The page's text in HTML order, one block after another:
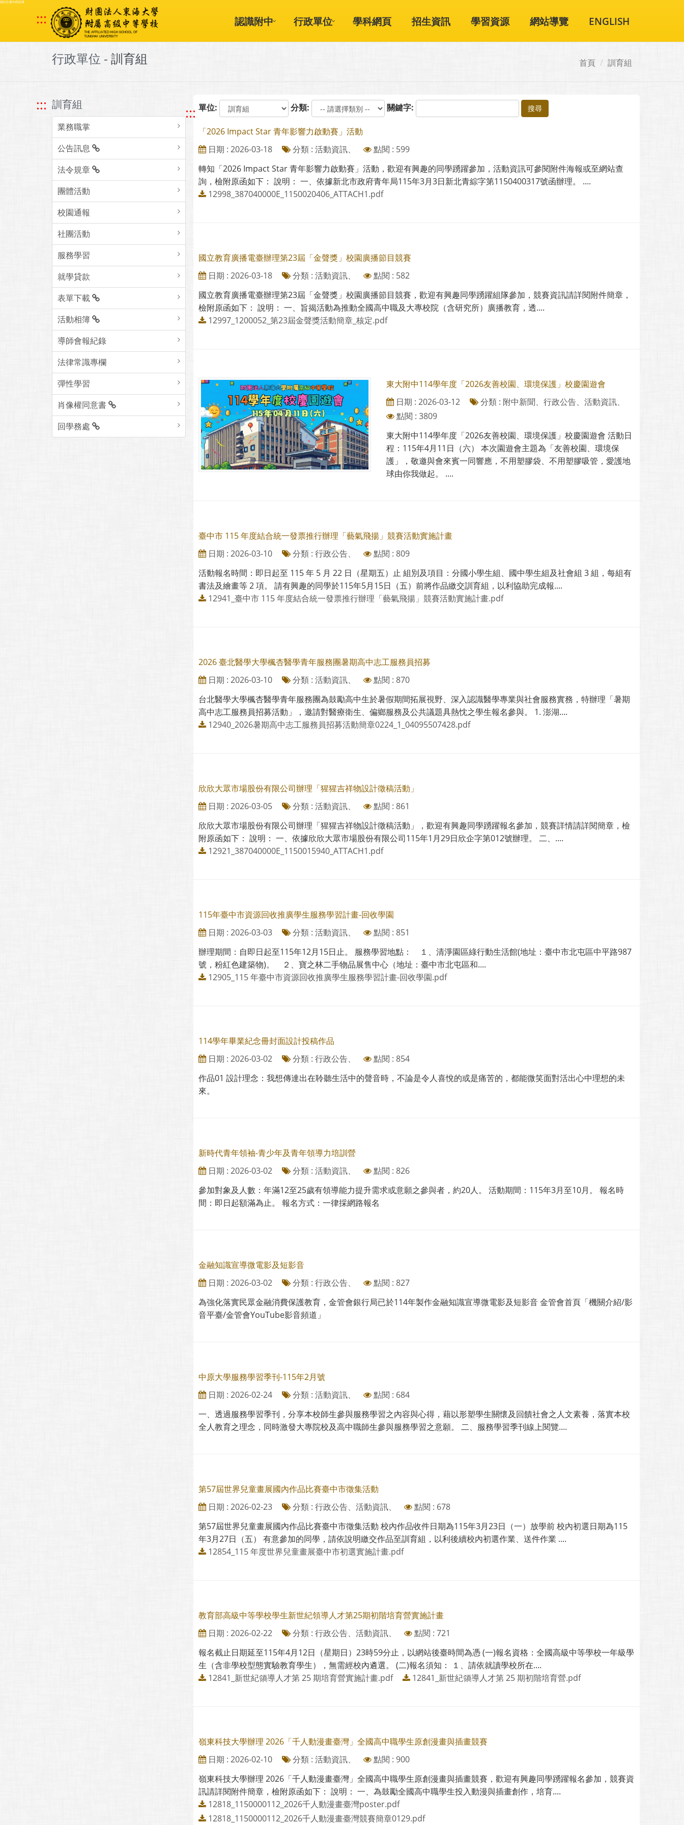
跳到主要內容區塊
::: 認識附中 行政單位 學科網頁 招生資訊 學習資源 網站導覽 ENGLISH
行政單位 - 訓育組 首頁 訓育組
::: 訓育組
業務職掌
公告訊息
法令規章
團體活動
校園通報
社團活動
服務學習
就學貸款
表單下載
活動相簿
導師會報紀錄
法律常識專欄
彈性學習
肖像權同意書
回學務處
::: 單位: 分類: 關鍵字: 搜尋
「2026 Impact Star 青年影響力啟動賽」活動
日期 : 2026-03-18
分類 : 活動資訊、
點閱 : 599
轉知「2026 Impact Star 青年影響力啟動賽」活動，歡迎有興趣的同學踴躍參加，活動資訊可參閱附件海報或至網站查
詢，檢附原函如下： 說明： 一、依據新北市政府青年局115年3月3日新北青綜字第1150400317號函辦理。 ....
12998_387040000E_1150020406_ATTACH1.pdf
國立教育廣播電臺辦理第23屆「金聲獎」校園廣播節目競賽
日期 : 2026-03-18
分類 : 活動資訊、
點閱 : 582
國立教育廣播電臺辦理第23屆「金聲獎」校園廣播節目競賽，歡迎有興趣同學踴躍組隊參加，競賽資訊請詳閱附件簡章，
檢附原函如下： 說明： 一、旨揭活動為推動全國高中職及大專校院（含研究所）廣播教育，透....
12997_1200052_第23屆金聲獎活動簡章_核定.pdf
東大附中114學年度「2026友善校園、環境保護」校慶園遊會
日期 : 2026-03-12
分類 : 附中新聞、行政公告、活動資訊、
點閱 : 3809
東大附中114學年度「2026友善校園、環境保護」校慶園遊會 活動日
程：115年4月11日（六） 本次園遊會主題為「友善校園、環境保
護」，敬邀與會來賓一同響應，不用塑膠袋、不用塑膠吸管，愛護地
球由你我做起。 ....
臺中市 115 年度結合統一發票推行辦理「藝氣飛揚」競賽活動實施計畫
日期 : 2026-03-10
分類 : 行政公告、
點閱 : 809
活動報名時間：即日起至 115 年 5 月 22 日（星期五）止 組別及項目：分國小學生組、國中學生組及社會組 3 組，每組有
書法及繪畫等 2 項。 請有興趣的同學於115年5月15日（五）前將作品繳交訓育組，以利協助完成報....
12941_臺中市 115 年度結合統一發票推行辦理「藝氣飛揚」競賽活動實施計畫.pdf
2026 臺北醫學大學楓杏醫學青年服務團暑期高中志工服務員招募
日期 : 2026-03-10
分類 : 活動資訊、
點閱 : 870
台北醫學大學楓杏醫學青年服務團為鼓勵高中生於暑假期間拓展視野、深入認識醫學專業與社會服務實務，特辦理「暑期
高中志工服務員招募活動」，邀請對醫療衛生、偏鄉服務及公共議題具熱忱之學生報名參與。 1. 澎湖....
12940_2026暑期高中志工服務員招募活動簡章0224_1_04095507428.pdf
欣欣大眾市場股份有限公司辦理「猩猩吉祥物設計徵稿活動」
日期 : 2026-03-05
分類 : 活動資訊、
點閱 : 861
欣欣大眾市場股份有限公司辦理「猩猩吉祥物設計徵稿活動」，歡迎有興趣同學踴躍報名參加，競賽詳情請詳閱簡章，檢
附原函如下： 說明： 一、依據欣欣大眾市場股份有限公司115年1月29日欣企字第012號辦理。 二、....
12921_387040000E_1150015940_ATTACH1.pdf
115年臺中市資源回收推廣學生服務學習計畫-回收學園
日期 : 2026-03-03
分類 : 活動資訊、
點閱 : 851
辦理期間：自即日起至115年12月15日止。 服務學習地點： １、清淨園區綠行動生活館(地址：臺中市北屯區中平路987
號，粉紅色建築物)。 ２、寶之林二手物品展售中心（地址：臺中市北屯區和....
12905_115 年臺中市資源回收推廣學生服務學習計畫-回收學園.pdf
114學年畢業紀念冊封面設計投稿作品
日期 : 2026-03-02
分類 : 行政公告、
點閱 : 854
作品01 設計理念：我想傳達出在聆聽生活中的聲音時，不論是令人喜悅的或是痛苦的，都能微笑面對活出心中理想的未
來。
新時代青年領袖-青少年及青年領導力培訓營
日期 : 2026-03-02
分類 : 活動資訊、
點閱 : 826
參加對象及人數：年滿12至25歲有領導能力提升需求或意願之參與者，約20人。 活動期間：115年3月至10月。 報名時
間：即日起額滿為止。 報名方式：一律採網路報名
金融知識宣導微電影及短影音
日期 : 2026-03-02
分類 : 行政公告、
點閱 : 827
為強化落實民眾金融消費保護教育，金管會銀行局已於114年製作金融知識宣導微電影及短影音 金管會首頁「機關介紹/影
音平臺/金管會YouTube影音頻道」
中原大學服務學習季刊-115年2月號
日期 : 2026-02-24
分類 : 活動資訊、
點閱 : 684
一、透過服務學習季刊，分享本校師生參與服務學習之內容與心得，藉以形塑學生關懷及回饋社會之人文素養，落實本校
全人教育之理念，同時激發大專院校及高中職師生參與服務學習之意願。 二、服務學習季刊線上閱覽....
第57屆世界兒童畫展國內作品比賽臺中市徵集活動
日期 : 2026-02-23
分類 : 行政公告、活動資訊、
點閱 : 678
第57屆世界兒童畫展國內作品比賽臺中市徵集活動 校內作品收件日期為115年3月23日（一）放學前 校內初選日期為115
年3月27日（五） 有意參加的同學，請依說明繳交作品至訓育組，以利後續校內初選作業、送件作業 ....
12854_115 年度世界兒童畫展臺中市初選實施計畫.pdf
教育部高級中等學校學生新世紀領導人才第25期初階培育營實施計畫
日期 : 2026-02-22
分類 : 行政公告、活動資訊、
點閱 : 721
報名截止日期延至115年4月12日（星期日）23時59分止，以網站後臺時間為憑 (一)報名資格：全國高級中等學校一年級學
生（含非學校型態實驗教育學生），無需經校內遴選。 (二)報名須知： １、請依就讀學校所在....
12841_新世紀領導人才第 25 期培育營實施計畫.pdf
12841_新世紀領導人才第 25 期初階培育營.pdf
嶺東科技大學辦理 2026「千人動漫畫臺灣」全國高中職學生原創漫畫與插畫競賽
日期 : 2026-02-10
分類 : 活動資訊、
點閱 : 900
嶺東科技大學辦理 2026「千人動漫畫臺灣」全國高中職學生原創漫畫與插畫競賽，歡迎有興趣同學踴躍報名參加，競賽資
訊請詳閱附件簡章，檢附原函如下： 說明： 一、為鼓勵全國高中職學生投入動漫與插畫創作，培育....
12818_1150000112_2026千人動漫畫臺灣poster.pdf
12818_1150000112_2026千人動漫畫臺灣競賽簡章0129.pdf